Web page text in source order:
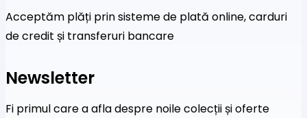
Acceptăm plăți prin sisteme de plată online, carduri
de credit și transferuri bancare
Newsletter
Fi primul care a afla despre noile colecții și oferte